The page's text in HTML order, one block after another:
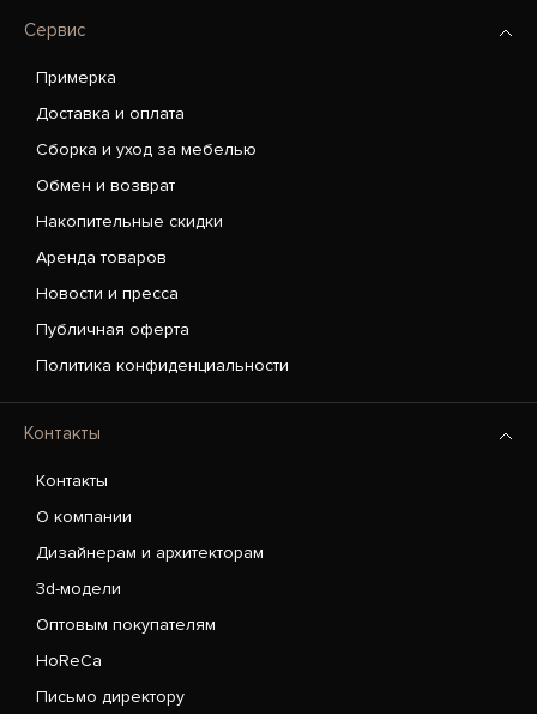
Сервис
Примерка
Доставка и оплата
Сборка и уход за мебелью
Обмен и возврат
Накопительные скидки
Аренда товаров
Новости и пресса
Публичная оферта
Политика конфиденциальности
Контакты
Контакты
О компании
Дизайнерам и архитекторам
3d-модели
Оптовым покупателям
HoReCa
Письмо директору